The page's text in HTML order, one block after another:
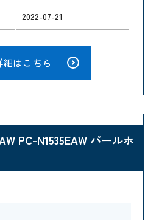
2022-07-21
細はこちら
PC-N1535EAW パールホ